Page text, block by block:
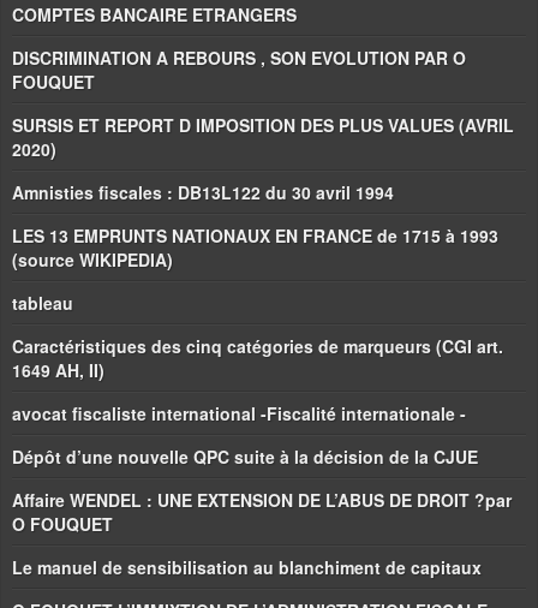
COMPTES BANCAIRE ETRANGERS
DISCRIMINATION A REBOURS , SON EVOLUTION PAR O
FOUQUET
SURSIS ET REPORT D IMPOSITION DES PLUS VALUES (AVRIL
2020)
Amnisties fiscales : DB13L122 du 30 avril 1994
LES 13 EMPRUNTS NATIONAUX EN FRANCE de 1715 à 1993
(source WIKIPEDIA)
tableau
Caractéristiques des cinq catégories de marqueurs (CGI art.
1649 AH, II)
avocat fiscaliste international -Fiscalité internationale -
Dépôt d’une nouvelle QPC suite à la décision de la CJUE
Affaire WENDEL : UNE EXTENSION DE L’ABUS DE DROIT ?par
O FOUQUET
Le manuel de sensibilisation au blanchiment de capitaux